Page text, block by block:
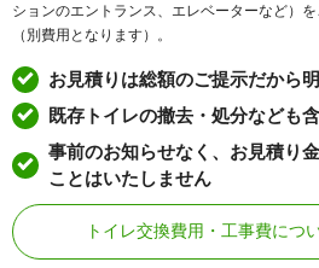
ションのエントランス、エレベーターなど）
（別費用となります）。
お見積りは総額のご提示だから
既存トイレの撤去・処分なども
事前のお知らせなく、お見積り
ことはいたしません
トイレ交換費用・工事費につ